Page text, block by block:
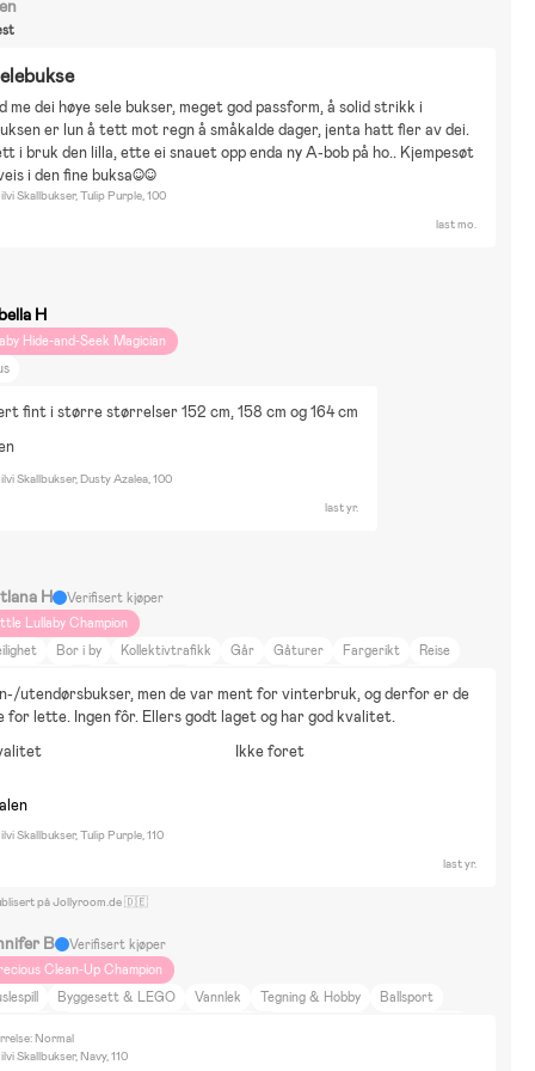
me dei høye sele bukser, meget god passform, å solid strikk i
er lun å tett mot regn å småkalde dager, jenta hatt fler av dei.
i bruk den lilla, ette ei snauet opp enda ny A-bob på ho.. Kjempesøt
i den fine buksa:):)
Skallbukser, Tulip Purple, 100
last mo.
H
Hide-and-Seek Magician
fint i større størrelser 152 cm, 158 cm og 164 cm
Skallbukser, Dusty Azalea, 100
last yr.
H
Verifisert kjøper
Lullaby Champion
Bor i by Kollektivtrafikk Går Gåturer Fargerikt
Reise
Gris
Hello Kitty
Tonies
Vannlek Vinterlek Rollespill
utendørsbukser, men de var ment for vinterbruk, og derfor er de
for lette. Ingen fôr. Ellers godt laget og har god kvalitet.
Ikke foret
Skallbukser, Tulip Purple, 110
last yr.
på Jollyroom.de 🇩🇪
B
Verifisert kjøper
Clean-Up Champion
Byggesett & LEGO Vannlek Tegning & Hobby
Ballsport
Patrol
Marvel Spider-Man
Normal
Skallbukser, Navy, 110